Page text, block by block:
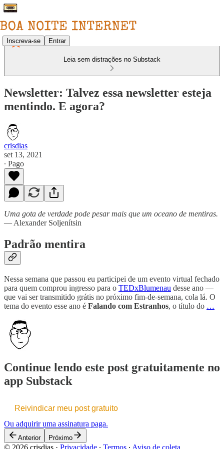
Inscreva-se Entrar
Leia sem distrações no Substack
Newsletter: Talvez essa newsletter esteja
mentindo. E agora?
crisdias
set 13, 2021
∙ Pago
Uma gota de verdade pode pesar mais que um oceano de mentiras.
— Alexander Soljenítsin
Padrão mentira
Nessa semana que passou eu participei de um evento virtual fechado
para quem comprou ingresso para o TEDxBlumenau desse ano —
que vai ser transmitido grátis no próximo fim-de-semana, cola lá. O
tema do evento esse ano é Falando com Estranhos, o título do …
Continue lendo este post gratuitamente no
app Substack
Reivindicar meu post gratuito
Ou adquirir uma assinatura paga.
Anterior Próximo